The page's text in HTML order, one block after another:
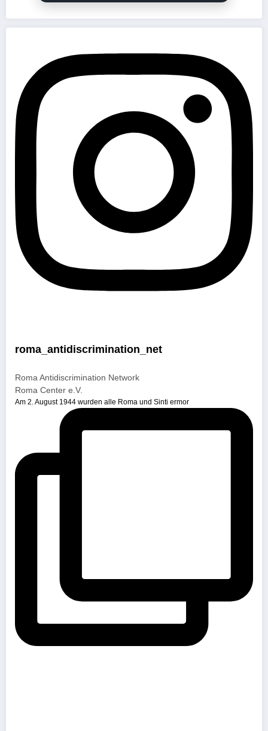
roma_antidiscrimination_net
Roma Antidiscrimination Network
Roma Center e.V.
Am 2. August 1944 wurden alle Roma und Sinti ermor